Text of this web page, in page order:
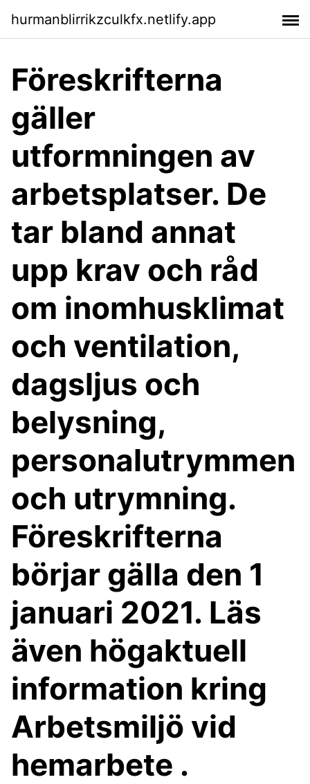
hurmanblirrikzculkfx.netlify.app
Föreskrifterna
gäller
utformningen av
arbetsplatser. De
tar bland annat
upp krav och råd
om inomhusklimat
och ventilation,
dagsljus och
belysning,
personalutrymmen
och utrymning.
Föreskrifterna
börjar gälla den 1
januari 2021. Läs
även högaktuell
information kring
Arbetsmiljö vid
hemarbete .